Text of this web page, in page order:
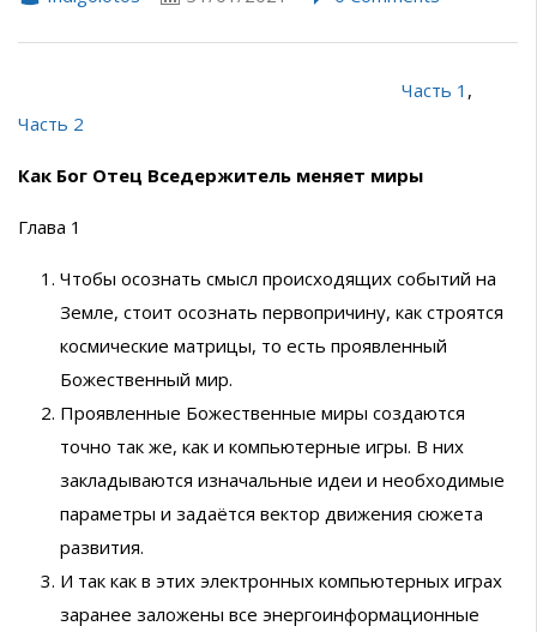
Часть 1 ,
Часть 2
Как Бог Отец Вседержитель меняет миры
Глава 1
Чтобы осознать смысл происходящих событий на
Земле, стоит осознать первопричину, как строятся
космические матрицы, то есть проявленный
Божественный мир.
Проявленные Божественные миры создаются
точно так же, как и компьютерные игры. В них
закладываются изначальные идеи и необходимые
параметры и задаётся вектор движения сюжета
развития.
И так как в этих электронных компьютерных играх
заранее заложены все энергоинформационные